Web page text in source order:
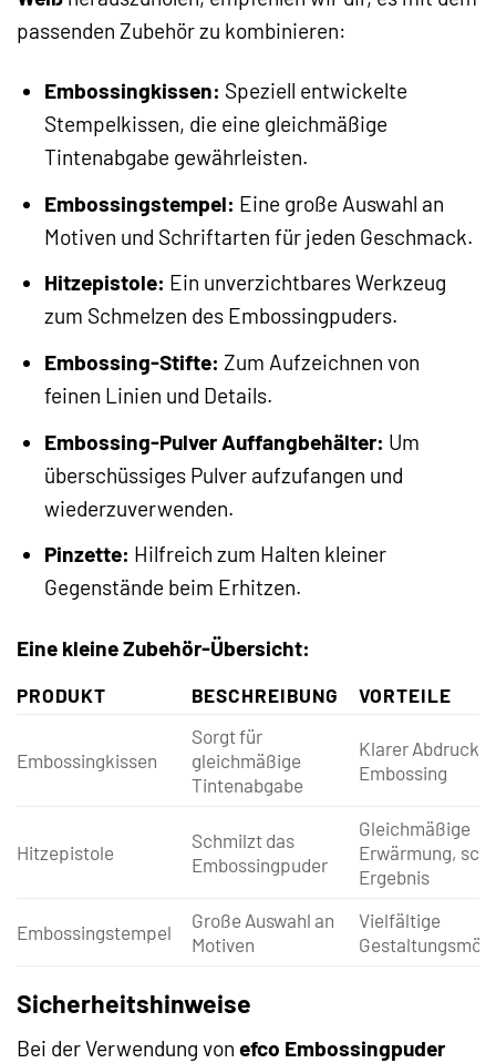
passenden Zubehör zu kombinieren:
Embossingkissen: Speziell entwickelte
Stempelkissen, die eine gleichmäßige
Tintenabgabe gewährleisten.
Embossingstempel: Eine große Auswahl an
Motiven und Schriftarten für jeden Geschmack.
Hitzepistole: Ein unverzichtbares Werkzeug
zum Schmelzen des Embossingpuders.
Embossing-Stifte: Zum Aufzeichnen von
feinen Linien und Details.
Embossing-Pulver Auffangbehälter: Um
überschüssiges Pulver aufzufangen und
wiederzuverwenden.
Pinzette: Hilfreich zum Halten kleiner
Gegenstände beim Erhitzen.
Eine kleine Zubehör-Übersicht:
PRODUKT BESCHREIBUNG VORTEILE
Embossingkissen
Sorgt für
gleichmäßige
Tintenabgabe
Klarer Abdruck,
Embossing
Hitzepistole
Schmilzt das
Embossingpuder
Gleichmäßige
Erwärmung,
Ergebnis
Embossingstempel
Große Auswahl an
Motiven
Vielfältige
Sicherheitshinweise
Bei der Verwendung von efco Embossingpuder